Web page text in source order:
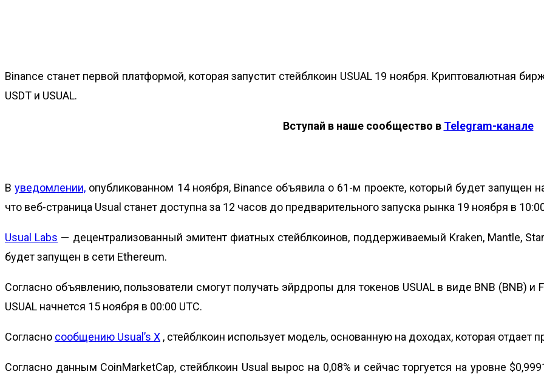
Binance станет первой платформой, которая запустит стейблкоин USUAL 19 ноября. Криптовалютная
USDT и USUAL.
Вступай в наше сообщество в Telegram-канале
Вуведомлении, опубликованном 14 ноября, Binance объявила о 61-м проекте, который будет запущен
что веб-страница Usual станет доступна за 12 часов до предварительного запуска рынка 19 ноября в
Usual Labs — децентрализованный эмитент фиатных стейблкоинов, поддерживаемый Kraken, Mantle,
будет запущен в сети Ethereum.
Согласно объявлению, пользователи смогут получать эйрдропы для токенов USUAL в виде BNB (BNB) и
USUAL начнется 15 ноября в 00:00 UTC.
Согласно сообщению Usual’s X , стейблкоин использует модель, основанную на доходах, которая отдает
Согласно данным CoinMarketCap, стейблкоин Usual вырос на 0,08% и сейчас торгуется на уровне